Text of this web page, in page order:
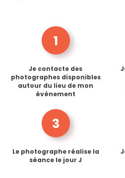
1
Je contacte des
photographes disponibles
autour du lieu de mon
événement
3
Le photographe réalise la
séance le jour J